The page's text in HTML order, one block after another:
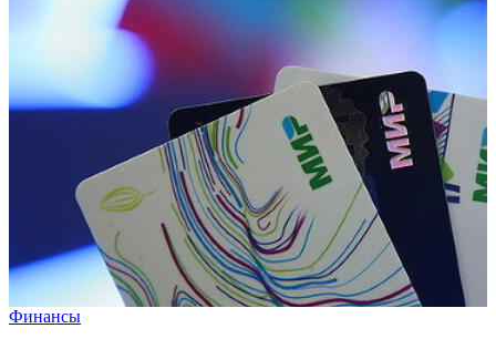
Финансы